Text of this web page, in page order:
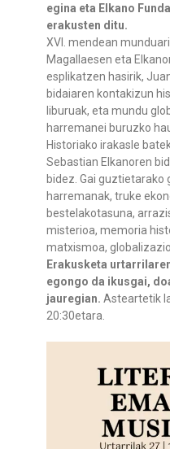
egina eta Elkano
erakusten ditu.
XVI. mendean
Magallaesen eta
esplikatzen hasirik,
bidaiaren kontakizun
liburuak, eta mundu
harremanei buruzko
Historiako irakasle
Sebastian Elkanoren
bidez. Gai
harremanak, truke
bestelakotasuna,
misterioa, memoria
matxismoa,
Erakusketa
egongo da ikusgai,
jauregian.Asteartetik
20:30etara.